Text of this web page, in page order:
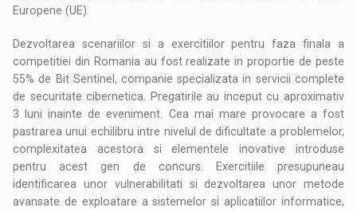
Europene (UE).
Dezvoltarea scenariilor si a exercitiilor pentru faza finala a
competitiei din Romania au fost realizate in proportie de peste
55% de Bit Sentinel, companie specializata in servicii complete
de securitate cibernetica. Pregatirile au inceput cu aproximativ
3 luni inainte de eveniment. Cea mai mare provocare a fost
pastrarea unui echilibru intre nivelul de dificultate a problemelor,
complexitatea acestora si elementele inovative introduse
pentru acest gen de concurs. Exercitiile presupuneau
identificarea unor vulnerabilitati si dezvoltarea unor metode
avansate de exploatare a sistemelor si aplicatiilor informatice,